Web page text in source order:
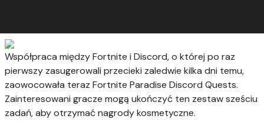
Współpraca między Fortnite i Discord, o której po raz
pierwszy zasugerowali przecieki zaledwie kilka dni temu,
zaowocowała teraz Fortnite Paradise Discord Quests.
Zainteresowani gracze mogą ukończyć ten zestaw sześciu
zadań, aby otrzymać nagrody kosmetyczne.